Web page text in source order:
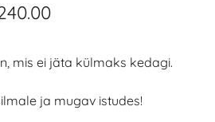
mis ei jäta külmaks kedagi.
ja mugav istudes!